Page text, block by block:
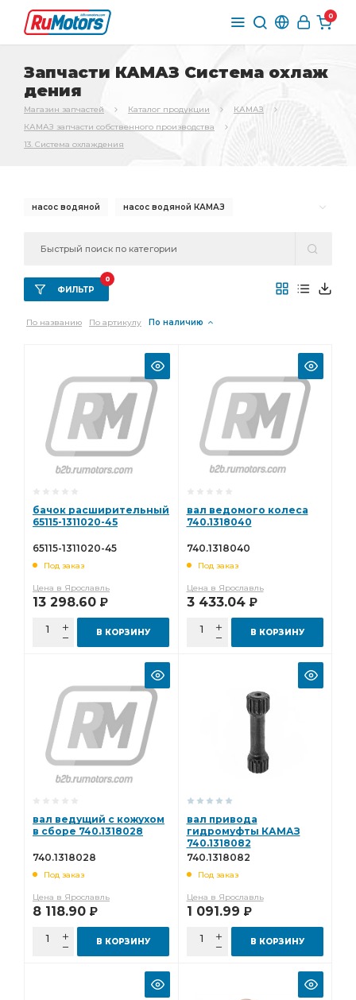
0
Запчасти КАМАЗ Система охлаж
дения
Магазин запчастей Каталог продукции
КАМАЗ
КАМАЗ запчасти собственного производства
13. Система охлаждения
насос водяной насос водяной КАМАЗ
насоса КАМАЗ труба водяная
радиатора КАМАЗ
ФИЛЬТР
0
По названию По артикулу По наличию
бачок расширительный
65115-1311020-45
65115-1311020-45
Под заказ
Цена в Ярославль
13 298.60 Р
В КОРЗИНУ
вал ведомого колеса
740.1318040
740.1318040
Под заказ
Цена в Ярославль
3 433.04 Р
В КОРЗИНУ
вал ведущий с кожухом
в сборе 740.1318028
740.1318028
Под заказ
Цена в Ярославль
8 118.90 Р
В КОРЗИНУ
вал привода
гидромуфты КАМАЗ
740.1318082
740.1318082
Под заказ
Цена в Ярославль
1 091.99 Р
В КОРЗИНУ